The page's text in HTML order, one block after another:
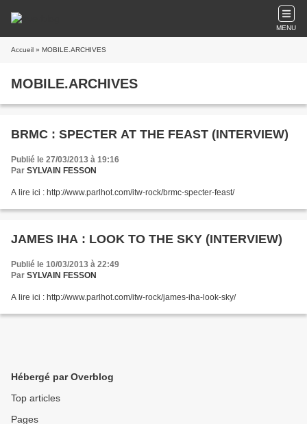
MENU
Accueil » MOBILE.ARCHIVES
MOBILE.ARCHIVES
BRMC : SPECTER AT THE FEAST (INTERVIEW)
Publié le 27/03/2013 à 19:16
Par SYLVAIN FESSON
A lire ici : http://www.parlhot.com/itw-rock/brmc-specter-feast/
JAMES IHA : LOOK TO THE SKY (INTERVIEW)
Publié le 10/03/2013 à 22:49
Par SYLVAIN FESSON
A lire ici : http://www.parlhot.com/itw-rock/james-iha-look-sky/
Hébergé par Overblog
Top articles
Pages